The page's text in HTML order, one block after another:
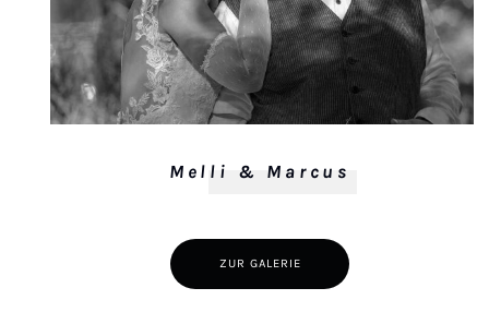
Melli & Marcus
ZUR GALERIE